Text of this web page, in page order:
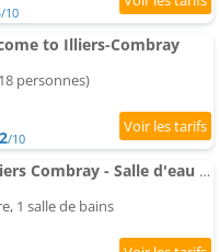
/10
to Illiers-Combray
personnes)
/10
Au petit chalet d'Illiers Combray - Salle d'eau uniquement
1 salle de bains